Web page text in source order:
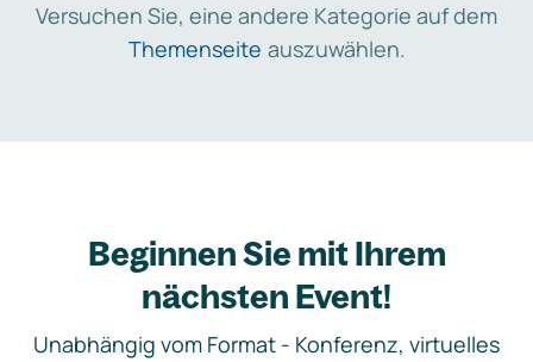
Versuchen Sie, eine andere Kategorie auf dem
Themenseite auszuwählen.
Beginnen Sie mit Ihrem
nächsten Event!
Unabhängig vom Format - Konferenz, virtuelles